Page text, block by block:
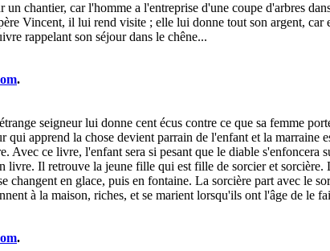
chantier, car l'homme a l'entreprise d'une coupe d'arbres
Vincent, il lui rend visite ; elle lui donne tout son argent, car
rappelant son séjour dans le chêne...
.
seigneur lui donne cent écus contre ce que sa femme
apprend la chose devient parrain de l'enfant et la
ce livre, l'enfant sera si pesant que le diable s'enfoncera
Il retrouve la jeune fille qui est fille de sorcier et sorcière.
en glace, puis en fontaine. La sorcière part avec le
à la maison, riches, et se marient lorsqu'ils ont l'âge de le
.